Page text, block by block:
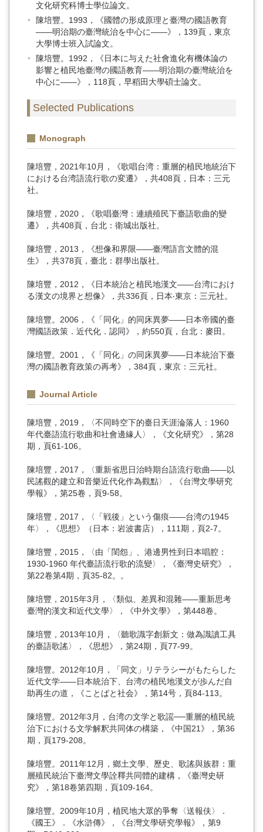
文化研究科博士學位論文。
陳培豐。1993，《國體の形成原理と臺灣の國語教育
――明治期の臺灣統治を中心に――》，139頁，東京
大學博士班入試論文。
陳培豐。1992，《日本に与えた社會進化有機体論の
影響と植民地臺灣の國語教育――明治期の臺灣統治を
中心に――》，118頁，早稻田大學碩士論文。
Selected Publications
Monograph
陳培豐，2021年10月，《歌唱台湾：重層的植民地統治下
における台湾語流行歌の変遷》，共408頁，日本：三元
社。
陳培豐，2020，《歌唱臺灣：連續殖民下臺語歌曲的變
遷》，共408頁，台北：衛城出版社。
陳培豐，2013，《想像和界限——臺灣語言文體的混
生》，共378頁，臺北：群學出版社。
陳培豐，2012，《日本統治と植民地漢文——台湾におけ
る漢文の境界と想像》，共336頁，日本‧東京：三元社。
陳培豐。2006，《「同化」的同床異夢――日本帝國的臺
灣國語政策．近代化．認同》，約550頁，台北：麥田。
陳培豐。2001，《「同化」の同床異夢――日本統治下臺
灣の國語教育政策の再考》，384頁，東京：三元社。
Journal Article
陳培豐，2019，〈不同時空下的臺日天涯淪落人：1960
年代臺語流行歌曲和社會邊緣人〉，《文化研究》，第28
期，頁61-106。
陳培豐，2017，〈重新省思日治時期台語流行歌曲——以
民謠觀的建立和音樂近代化作為觀點〉，《台灣文學研究
學報》，第25卷，頁9-58。
陳培豐，2017，〈「戦後」という傷痕——台湾の1945
年〉，《思想》（日本：岩波書店），111期，頁2-7。
陳培豐，2015，〈由「閨怨」、港邊男性到日本唱腔：
1930-1960 年代臺語流行歌的流變〉，《臺灣史研究》，
第22卷第4期，頁35-82。。
陳培豐，2015年3月，〈類似、差異和混雜――重新思考
臺灣的漢文和近代文學〉，《中外文學》，第448卷。
陳培豐，2013年10月，〈聽歌識字創新文：做為識讀工具
的臺語歌謠〉，《思想》，第24期，頁77-99。
陳培豐。2012年10月，「同文」リテラシーがもたらした
近代文学——日本統治下、台湾の植民地漢文が歩んだ自
助再生の道，《ことばと社会》，第14号，頁84-113。
陳培豐。2012年3月，台湾の文学と歌謡──重層的植民統
治下における文学解釈共同体の構築，《中国21》，第36
期，頁179-208。
陳培豐。2011年12月，鄉土文學、歷史、歌謠與族群：重
層殖民統治下臺灣文學詮釋共同體的建構，《臺灣史研
究》，第18卷第四期，頁109-164。
陳培豐。2009年10月，植民地大眾的爭奪〈送報伕〉．
《國王》．《水滸傳》，《台灣文學研究學報》，第9